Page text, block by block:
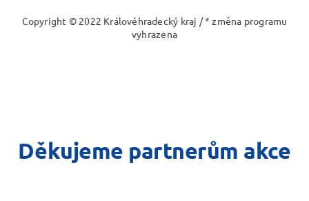
Copyright © 2022 Královéhradecký kraj / * změna programu
vyhrazena
Děkujeme partnerům akce